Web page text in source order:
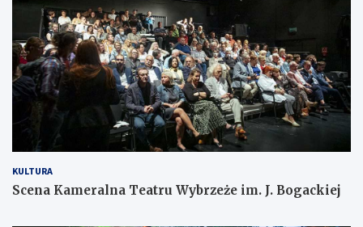
KULTURA
Scena Kameralna Teatru Wybrzeże im. J. Bogackiej